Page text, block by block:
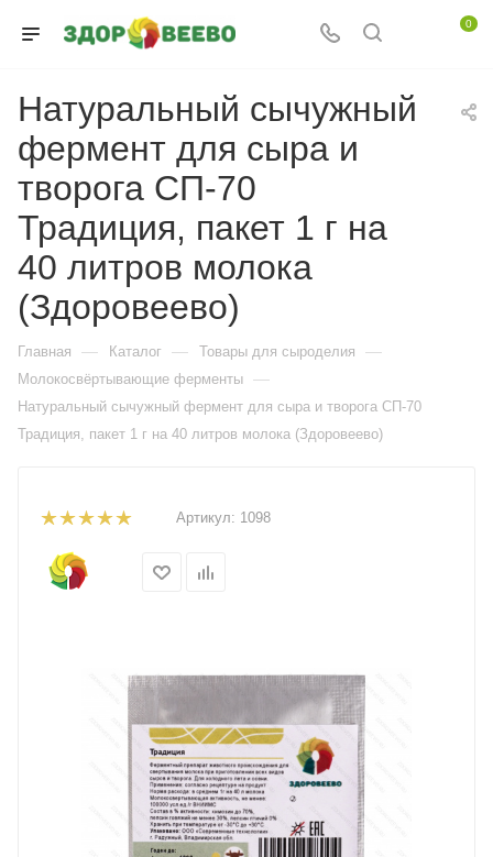
0
Натуральный сычужный
фермент для сыра и
творога СП-70
Традиция, пакет 1 г на
40 литров молока
(Здоровеево)
Главная — Каталог — Товары для сыроделия —
Молокосвёртывающие ферменты —
Натуральный сычужный фермент для сыра и творога СП-70
Традиция, пакет 1 г на 40 литров молока (Здоровеево)
Артикул: 1098